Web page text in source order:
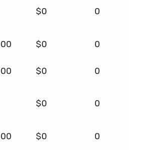
$0 0
$0 0
$0 0
$0 0
$0 0